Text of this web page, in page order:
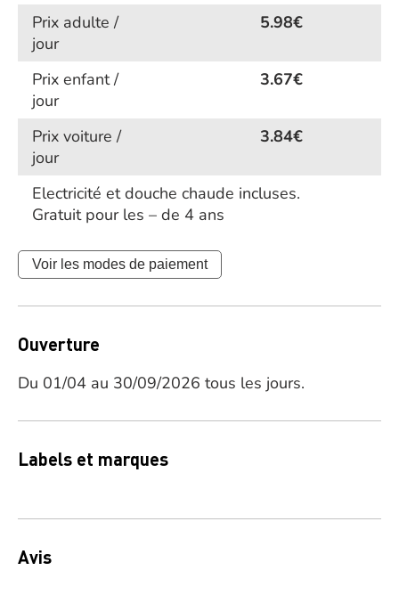
Prix adulte /
jour
5.98€
Prix enfant /
jour
3.67€
Prix voiture /
jour
3.84€
Electricité et douche chaude incluses.
Gratuit pour les – de 4 ans
Voir les modes de paiement
Ouverture
Du 01/04 au 30/09/2026 tous les jours.
Labels et marques
Avis